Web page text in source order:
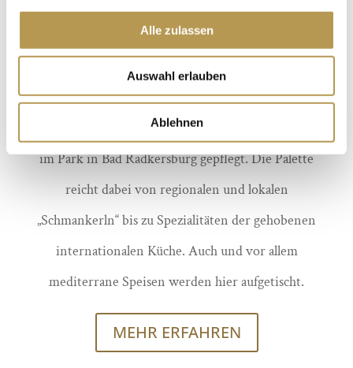
Alle zulassen
Auswahl erlauben
Ablehnen
Die erstklassige Gastronomie des Hotel im Park in
Bad Radkersburg bietet Köstlichkeiten in
besonderem Ambiente. Mit dem „Kulinarium der
Sinne“ wird eine besondere Essenskultur im Hotel
im Park in Bad Radkersburg gepflegt. Die Palette
reicht dabei von regionalen und lokalen
„Schmankerln“ bis zu Spezialitäten der gehobenen
internationalen Küche. Auch und vor allem
mediterrane Speisen werden hier aufgetischt.
MEHR ERFAHREN